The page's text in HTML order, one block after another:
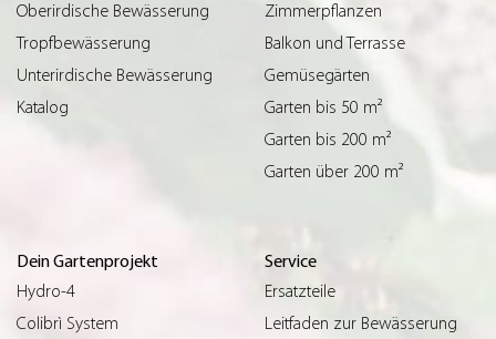
Oberirdische Bewässerung
Tropfbewässerung
Unterirdische Bewässerung
Katalog
Zimmerpflanzen
Balkon und Terrasse
Gemüsegärten
Garten bis 50 m²
Garten bis 200 m²
Garten über 200 m²
Dein Gartenprojekt
Hydro-4
Colibrì System
Service
Ersatzteile
Leitfaden zur Bewässerung